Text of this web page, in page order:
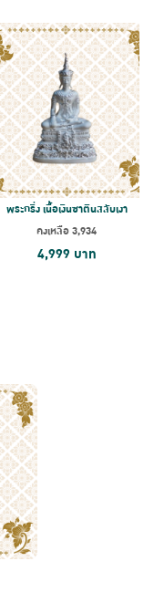
พระกริ่ง เนื้อเงินซาตินสลับเงา
คงเหลือ3,934
4,999 บาท